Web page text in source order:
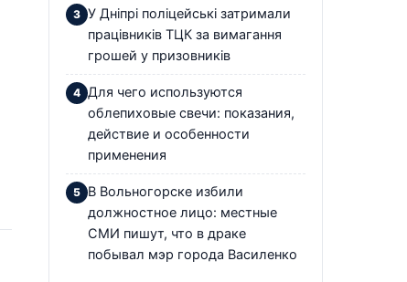
У Дніпрі поліцейські затримали
працівників ТЦК за вимагання
грошей у призовників
Для чего используются
облепиховые свечи: показания,
действие и особенности
применения
В Вольногорске избили
должностное лицо: местные
СМИ пишут, что в драке
побывал мэр города Василенко